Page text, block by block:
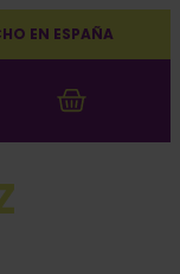
EN ESPAÑA